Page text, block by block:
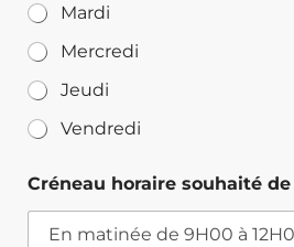
Mardi
Mercredi
Jeudi
Vendredi
Créneau horaire souhaité